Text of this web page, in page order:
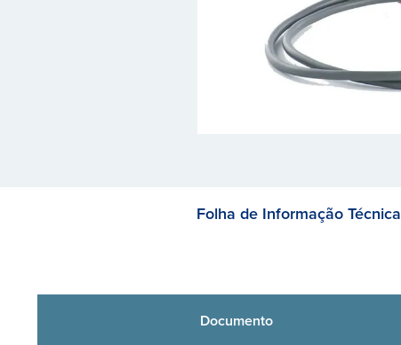
Folha de Informação Técnica
Documento